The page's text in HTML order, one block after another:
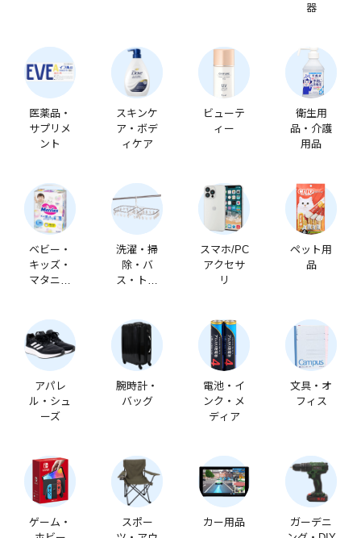
器
医薬品・
サプリメ
ント
スキンケ
ア・ボデ
ィケア
ビューテ
ィー
衛生用
品・介護
用品
ベビー・
キッズ・
マタニテ
洗濯・掃
除・バ
ス・トイ
スマホ/PC
アクセサ
リ
ペット用
品
アパレ
ル・シュ
ーズ
腕時計・
バッグ
電池・イ
ンク・メ
ディア
文具・オ
フィス
ゲーム・
スポー
カー用品
ガーデニ